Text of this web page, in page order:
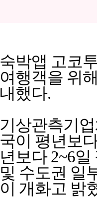
숙박앱 고코
여행객을 위
내했다.
기상관측기
국이 평년보
년보다 2~6
및 수도권 일
이 개화고 밝